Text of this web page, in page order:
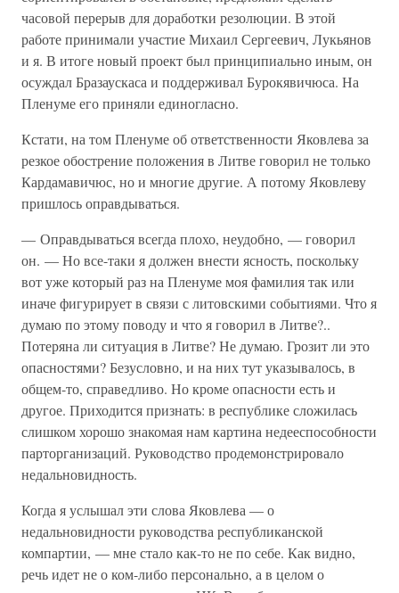
часовой перерыв для доработки резолюции. В этой
работе принимали участие Михаил Сергеевич, Лукьянов
и я. В итоге новый проект был принципиально иным, он
осуждал Бразаускаса и поддерживал Бурокявичюса. На
Пленуме его приняли единогласно.
Кстати, на том Пленуме об ответственности Яковлева за
резкое обострение положения в Литве говорил не только
Кардамавичюс, но и многие другие. А потому Яковлеву
пришлось оправдываться.
— Оправдываться всегда плохо, неудобно, — говорил
он. — Но все-таки я должен внести ясность, поскольку
вот уже который раз на Пленуме моя фамилия так или
иначе фигурирует в связи с литовскими событиями. Что я
думаю по этому поводу и что я говорил в Литве?..
Потеряна ли ситуация в Литве? Не думаю. Грозит ли это
опасностями? Безусловно, и на них тут указывалось, в
общем-то, справедливо. Но кроме опасности есть и
другое. Приходится признать: в республике сложилась
слишком хорошо знакомая нам картина недееспособности
парторганизаций. Руководство продемонстрировало
недальновидность.
Когда я услышал эти слова Яковлева — о
недальновидности руководства республиканской
компартии, — мне стало как-то не по себе. Как видно,
речь идет не о ком-либо персонально, а в целом о